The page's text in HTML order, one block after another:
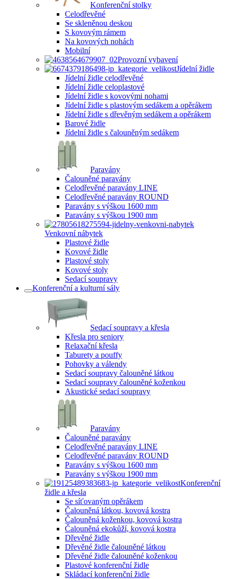
Konferenční stolky
Celodřevěné
Se skleněnou deskou
S kovovým rámem
Na kovových nohách
Mobilní
Provozní vybavení
Jídelní židle
Jídelní židle celodřevěné
Jídelní židle celoplastové
Jídelní židle s kovovými nohami
Jídelní židle s plastovým sedákem a opěrákem
Jídelní židle s dřevěným sedákem a opěrákem
Barové židle
Jídelní židle s čalouněným sedákem
Paravány
Čalouněné paravány
Celodřevěné paravány LINE
Celodřevěné paravány ROUND
Paravány s výškou 1600 mm
Paravány s výškou 1900 mm
Venkovní nábytek
Plastové židle
Kovové židle
Plastové stoly
Kovové stoly
Sedací soupravy
Konferenční a kulturní sály
Sedací soupravy a křesla
Křesla pro seniory
Relaxační křesla
Taburety a pouffy
Pohovky a válendy
Sedací soupravy čalouněné látkou
Sedací soupravy čalouněné koženkou
Akustické sedací soupravy
Paravány
Čalouněné paravány
Celodřevěné paravány LINE
Celodřevěné paravány ROUND
Paravány s výškou 1600 mm
Paravány s výškou 1900 mm
Konferenční
židle a křesla
Se síťovaným opěrákem
Čalouněná látkou, kovová kostra
Čalouněná koženkou, kovová kostra
Čalouněná ekokůží, kovová kostra
Dřevěné židle
Dřevěné židle čalouněné látkou
Dřevěné židle čalouněné koženkou
Plastové konferenční židle
Skládací konferenční židle